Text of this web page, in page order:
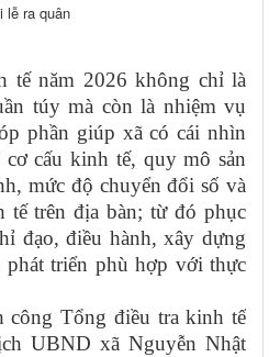
lễ ra quân
năm 2026 không chỉ là
túy mà còn là nhiệm vụ
phần giúp xã có cái nhìn
cấu kinh tế, quy mô sản
mức độ chuyển đổi số và
tế trên địa bàn; từ đó phục
đạo, điều hành, xây dựng
phát triển phù hợp với thực
Tổng điều tra kinh tế
UBND xã Nguyễn Nhật